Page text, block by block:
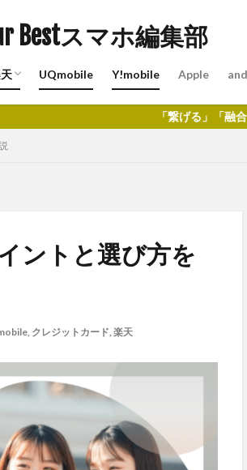
Bestスマホ編集部
SoftBank)
金プラン
天ひかり
天でんき
UQmobile Y!mobile Apple
「繋げる」「融合する」「創
ントと選び方を
, クレジットカード, 楽天